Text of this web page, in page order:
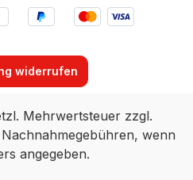
widerrufen
Mehrwertsteuer zzgl.
wenn
angegeben.